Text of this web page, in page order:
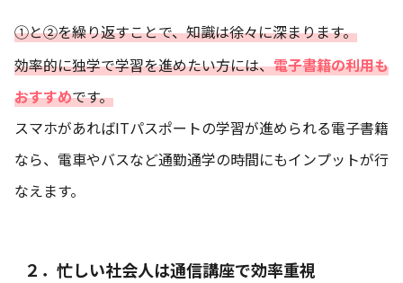
①と②を繰り返すことで、知識は徐々に深まります。
効率的に独学で学習を進めたい方には、電子書籍の利用も
おすすめです。
スマホがあればITパスポートの学習が進められる電子書籍
なら、電車やバスなど通勤通学の時間にもインプットが行
なえます。
２．忙しい社会人は通信講座で効率重視